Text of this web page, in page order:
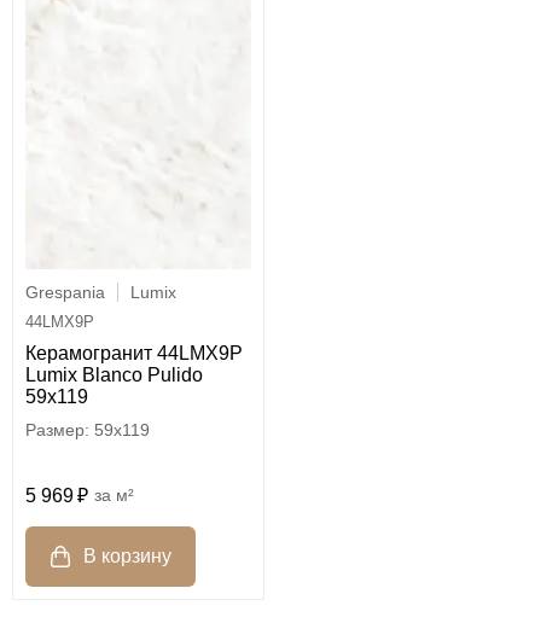
Grespania Lumix
44LMX9P
Керамогранит 44LMX9P
Lumix Blanco Pulido
59x119
59x119
5 969 м²